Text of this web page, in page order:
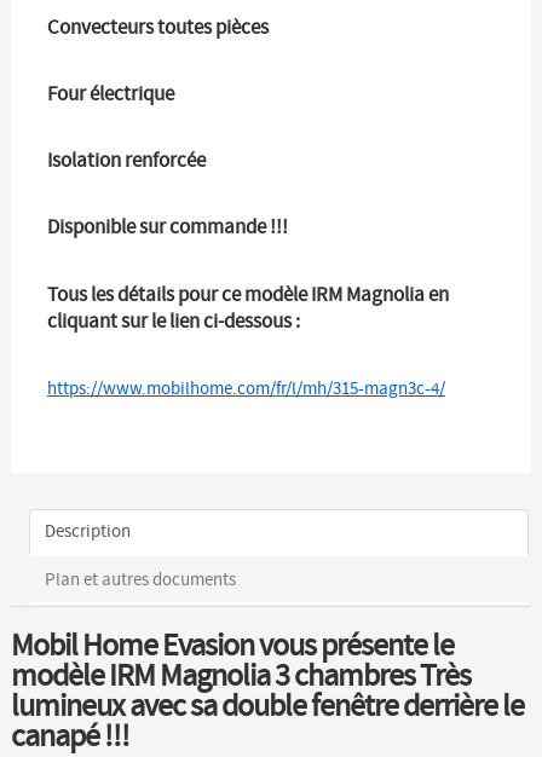
Convecteurs toutes pièces
Four électrique
Isolation renforcée
Disponible sur commande !!!
Tous les détails pour ce modèle IRM Magnolia en
cliquant sur le lien ci-dessous :
https://www.mobilhome.com/fr/l/mh/315-magn3c-4/
Description
Plan et autres documents
Mobil Home Evasion vous présente le
modèle IRM Magnolia 3 chambres Très
lumineux avec sa double fenêtre derrière le
canapé !!!